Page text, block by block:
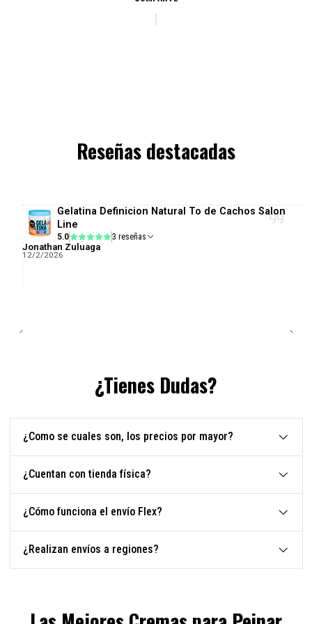
Reseñas destacadas
Gelatina Definicion Natural To de Cachos Salon
Line
5.0 3 reseñas
Jonathan Zuluaga
12/2/2026
¿Tienes Dudas?
¿Como se cuales son, los precios por mayor?
¿Cuentan con tienda física?
¿Cómo funciona el envío Flex?
¿Realizan envíos a regiones?